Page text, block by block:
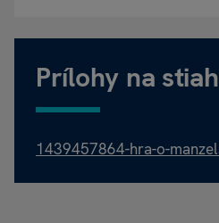
Prílohy na
1439457864-hra-o-